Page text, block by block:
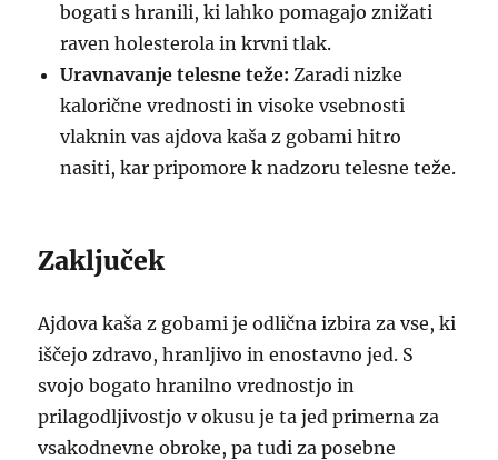
bogati s hranili, ki lahko pomagajo znižati
raven holesterola in krvni tlak.
Uravnavanje telesne teže: Zaradi nizke
kalorične vrednosti in visoke vsebnosti
vlaknin vas ajdova kaša z gobami hitro
nasiti, kar pripomore k nadzoru telesne teže.
Zaključek
Ajdova kaša z gobami je odlična izbira za vse, ki
iščejo zdravo, hranljivo in enostavno jed. S
svojo bogato hranilno vrednostjo in
prilagodljivostjo v okusu je ta jed primerna za
vsakodnevne obroke, pa tudi za posebne